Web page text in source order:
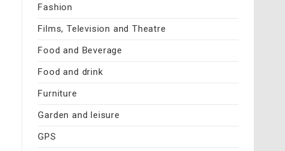
Fashion
Films, Television and Theatre
Food and Beverage
Food and drink
Furniture
Garden and leisure
GPS